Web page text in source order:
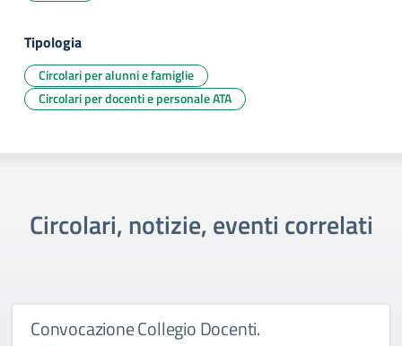
Tipologia
Circolari per alunni e famiglie
Circolari per docenti e personale ATA
Circolari, notizie, eventi correlati
Convocazione Collegio Docenti.